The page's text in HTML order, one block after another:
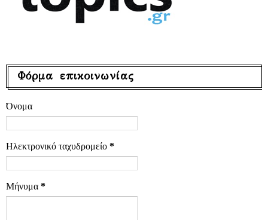
Φόρμα επικοινωνίας
Όνομα
Ηλεκτρονικό ταχυδρομείο *
Μήνυμα *